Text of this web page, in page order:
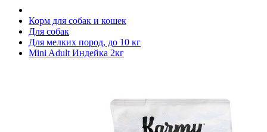
Корм для собак и кошек
Для собак
Для мелких пород, до 10 кг
Mini Adult Индейка 2кг